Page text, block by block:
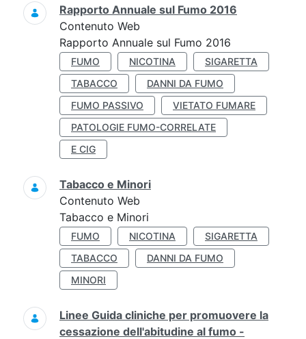
Rapporto Annuale sul Fumo 2016
Contenuto Web
Rapporto Annuale sul Fumo 2016
FUMO NICOTINA
SIGARETTA
TABACCO
DANNI DA FUMO
FUMO PASSIVO
VIETATO FUMARE
PATOLOGIE FUMO-CORRELATE
E CIG
Tabacco e Minori
Contenuto Web
Tabacco e Minori
FUMO NICOTINA
SIGARETTA
TABACCO
DANNI DA FUMO
MINORI
Linee Guida cliniche per promuovere la
cessazione dell'abitudine al fumo -